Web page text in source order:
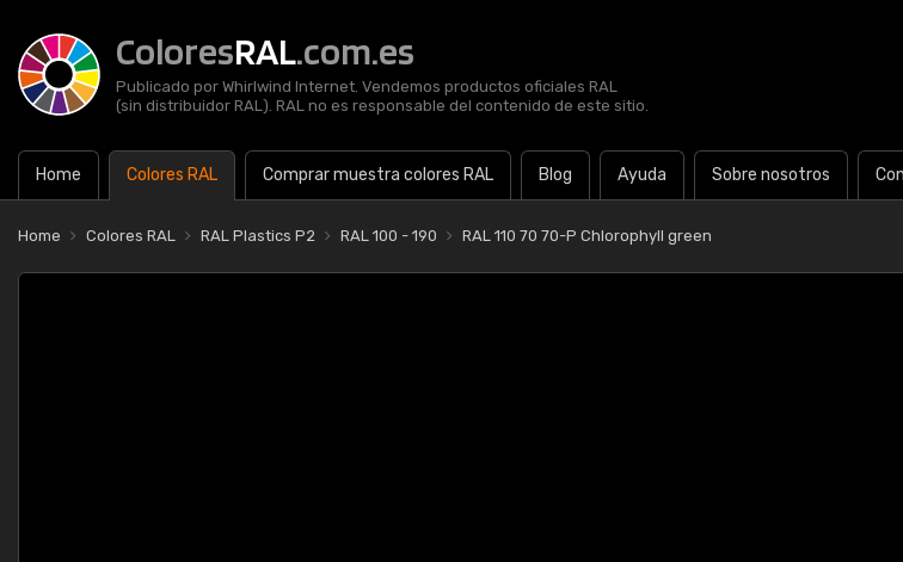
ColoresRAL.com.es
Publicado por Whirlwind Internet. Vendemos productos oficiales RAL
(sin distribuidor RAL). RAL no es responsable del contenido de este sitio.
Home Colores RAL Comprar muestra colores RAL Blog Ayuda Sobre nosotros
Home Colores RAL RAL Plastics P2 RAL 100 - 190 RAL 110 70 70-P Chlorophyll green